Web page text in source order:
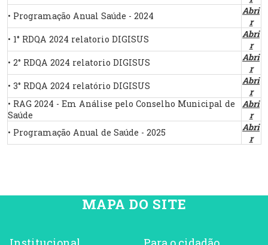
• Programação Anual Saúde - 2024
Abri
r
• 1° RDQA 2024 relatorio DIGISUS
Abri
r
• 2° RDQA 2024 relatorio DIGISUS
Abri
r
• 3° RDQA 2024 relatório DIGISUS
Abri
r
• RAG 2024 - Em Análise pelo Conselho Municipal de
Saúde
Abri
r
• Programação Anual de Saúde - 2025
Abri
r
MAPA DO SITE